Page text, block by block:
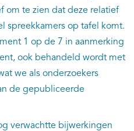
om te zien dat deze relatief
spreekkamers op tafel komt.
1 op de 7 in aanmerking
ook behandeld wordt met
we als onderzoekers
de gepubliceerde
verwachtte bijwerkingen